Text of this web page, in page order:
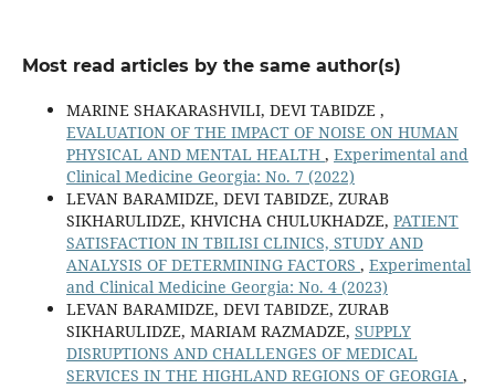
Most read articles by the same author(s)
MARINE SHAKARASHVILI, DEVI TABIDZE ,
EVALUATION OF THE IMPACT OF NOISE ON HUMAN
PHYSICAL AND MENTAL HEALTH , Experimental and
Clinical Medicine Georgia: No. 7 (2022)
LEVAN BARAMIDZE, DEVI TABIDZE, ZURAB
SIKHARULIDZE, KHVICHA CHULUKHADZE, PATIENT
SATISFACTION IN TBILISI CLINICS, STUDY AND
ANALYSIS OF DETERMINING FACTORS , Experimental
and Clinical Medicine Georgia: No. 4 (2023)
LEVAN BARAMIDZE, DEVI TABIDZE, ZURAB
SIKHARULIDZE, MARIAM RAZMADZE, SUPPLY
DISRUPTIONS AND CHALLENGES OF MEDICAL
SERVICES IN THE HIGHLAND REGIONS OF GEORGIA ,